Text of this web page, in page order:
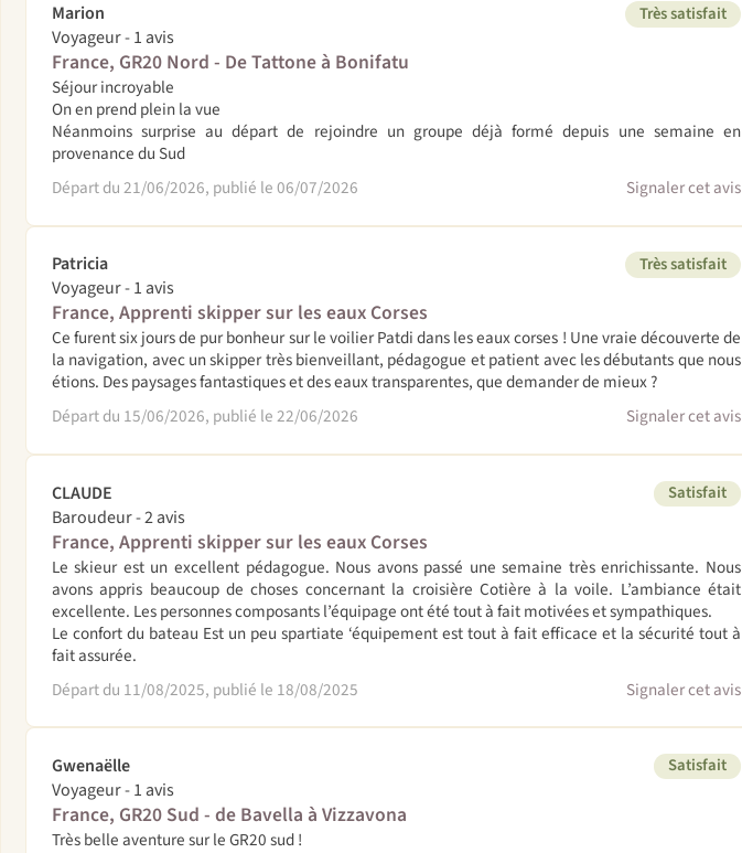
Très satisfait
Marion
Voyageur - 1 avis
France, GR20 Nord - De Tattone à Bonifatu
Séjour incroyable
On en prend plein la vue
Néanmoins surprise au départ de rejoindre un groupe déjà formé depuis une semaine en
provenance du Sud
Départ du 21/06/2026, publié le 06/07/2026
Signaler cet avis
Très satisfait
Patricia
Voyageur - 1 avis
France, Apprenti skipper sur les eaux Corses
Ce furent six jours de pur bonheur sur le voilier Patdi dans les eaux corses ! Une vraie découverte de
la navigation, avec un skipper très bienveillant, pédagogue et patient avec les débutants que nous
étions. Des paysages fantastiques et des eaux transparentes, que demander de mieux ?
Départ du 15/06/2026, publié le 22/06/2026
Signaler cet avis
Satisfait
CLAUDE
Baroudeur - 2 avis
France, Apprenti skipper sur les eaux Corses
Le skieur est un excellent pédagogue. Nous avons passé une semaine très enrichissante. Nous
avons appris beaucoup de choses concernant la croisière Cotière à la voile. L’ambiance était
excellente. Les personnes composants l’équipage ont été tout à fait motivées et sympathiques.
Le confort du bateau Est un peu spartiate ‘équipement est tout à fait efficace et la sécurité tout à
fait assurée.
Départ du 11/08/2025, publié le 18/08/2025
Signaler cet avis
Satisfait
Gwenaëlle
Voyageur - 1 avis
France, GR20 Sud - de Bavella à Vizzavona
Très belle aventure sur le GR20 sud !